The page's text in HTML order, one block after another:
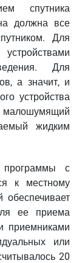
спутника
должна все
Для
Для
а значит, и
устройства
жидким
программы с
к местному
обеспечивает
ее приема
приемниками
или
20